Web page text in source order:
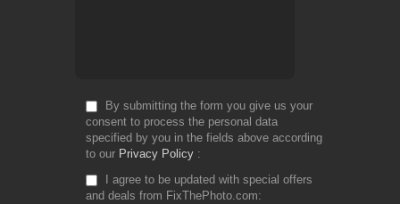
By submitting the form you give us your
consent to process the personal data
specified by you in the fields above according
to our Privacy Policy
I agree to be updated with special offers
and deals from FixThePhoto.com